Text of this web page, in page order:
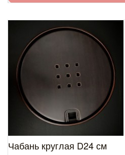
Чабань круглая D24 см